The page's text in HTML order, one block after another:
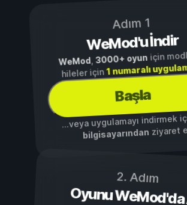
Adım 1
WeMod'u İndir
WeMod,3000+ oyuniçin
hileler için1 numaralı
Başla
...veya uygulamayı indirmek
bilgisayarından ziyaret
2. Adım
Oyunu